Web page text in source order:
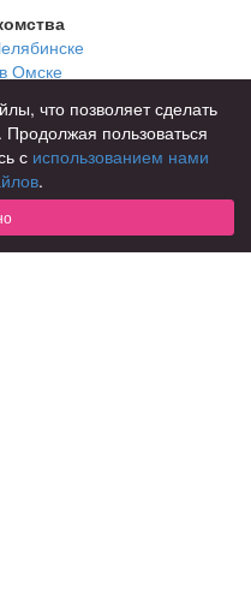
Омске
семьи
и с/о
что позволяет сделать
пользоваться
с использованием нами
.